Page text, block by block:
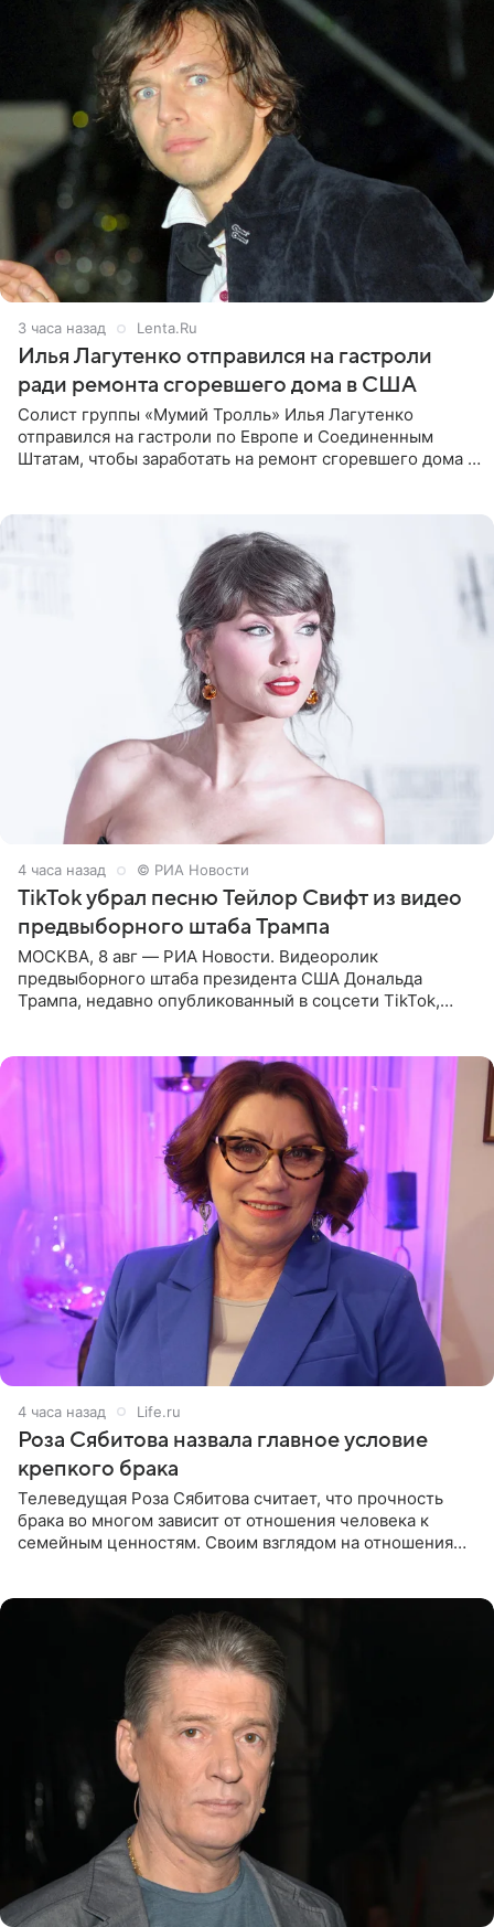
3 часа назад Lenta.Ru
Илья Лагутенко отправился на гастроли
ради ремонта сгоревшего дома в США
Солист группы «Мумий Тролль» Илья Лагутенко
отправился на гастроли по Европе и Соединенным
Штатам, чтобы заработать на ремонт сгоревшего дома в
4 часа назад © РИА Новости
TikTok убрал песню Тейлор Свифт из видео
предвыборного штаба Трампа
МОСКВА, 8 авг — РИА Новости. Видеоролик
предвыборного штаба президента США Дональда
Трампа, недавно опубликованный в соцсети TikTok,
4 часа назад Life.ru
Роза Сябитова назвала главное условие
крепкого брака
Телеведущая Роза Сябитова считает, что прочность
брака во многом зависит от отношения человека к
семейным ценностям. Своим взглядом на отношения